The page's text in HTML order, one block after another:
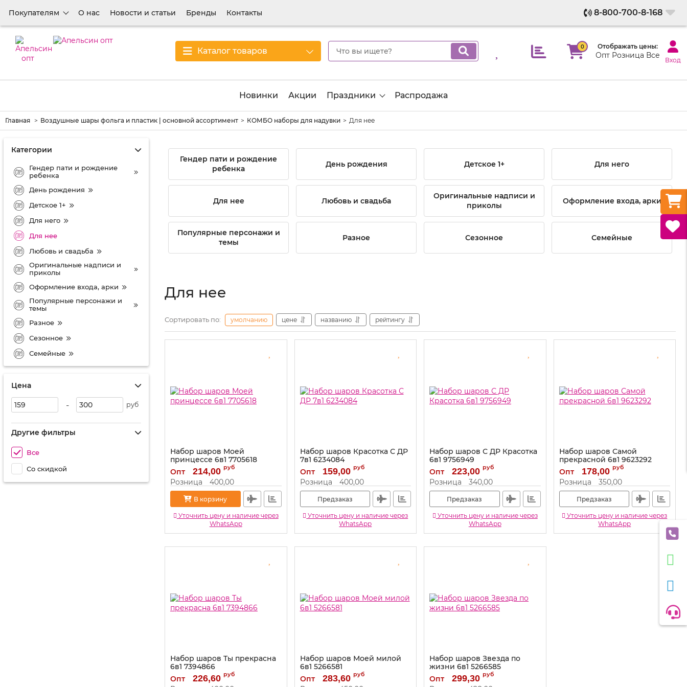
Покупателям О нас Новости и статьи Бренды Контакты 8-800-700-8-168
Каталог товаров 0 Отображать цены:
Опт Розница Все Вход
Новинки Акции Праздники Распродажа
Главная Воздушные шары фольга и пластик | основной ассортимент КОМБО наборы для надувки Для нее
Категории
Гендер пати и рождение
ребенка
День рождения
Детское 1+
Для него
Для нее
Любовь и свадьба
Оригинальные надписи и
приколы
Оформление входа, арки
Популярные персонажи и
темы
Разное
Сезонное
Семейные
Цена
- руб
Другие фильтры
Все
Со скидкой
Гендер пати и рождение
ребенка
День рождения Детское 1+ Для него
Для нее Любовь и свадьба
Оригинальные надписи и
приколы
Оформление входа, арки
Популярные персонажи и
темы
Разное Сезонное Семейные
Для нее
Сортировать по: умолчанию цене названию рейтингу
Набор шаров Моей
принцессе 6в1 7705618
Артикул: 7705618
Опт 214,00 руб
Розница 400,00
В корзину
Уточнить цену и наличие через
WhatsApp
Набор шаров Красотка С ДР
7в1 6234084
Артикул: 6234084
Опт 159,00 руб
Розница 400,00
Предзаказ
Уточнить цену и наличие через
WhatsApp
Набор шаров С ДР Красотка
6в1 9756949
Артикул: 9756949
Опт 223,00 руб
Розница 340,00
Предзаказ
Уточнить цену и наличие через
WhatsApp
Набор шаров Самой
прекрасной 6в1 9623292
Артикул: 9623292
Опт 178,00 руб
Розница 350,00
Предзаказ
Уточнить цену и наличие через
WhatsApp
Набор шаров Ты прекрасна
6в1 7394866
Артикул: 7394866
Опт 226,60 руб
Набор шаров Моей милой
6в1 5266581
Артикул: 5266581
Опт 283,60 руб
Набор шаров Звезда по
жизни 6в1 5266585
Артикул: 5266585
Опт 299,30 руб